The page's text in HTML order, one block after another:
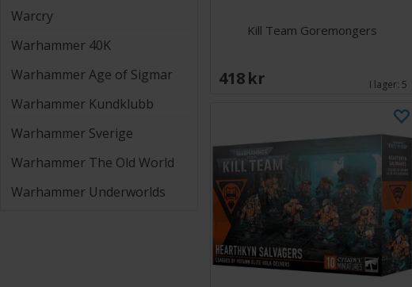
Warcry
Warhammer 40K
Warhammer Age of Sigmar
Warhammer Kundklubb
Warhammer Sverige
Warhammer The Old World
Warhammer Underworlds
Kill Team Goremongers
418 SEK I lager: 5